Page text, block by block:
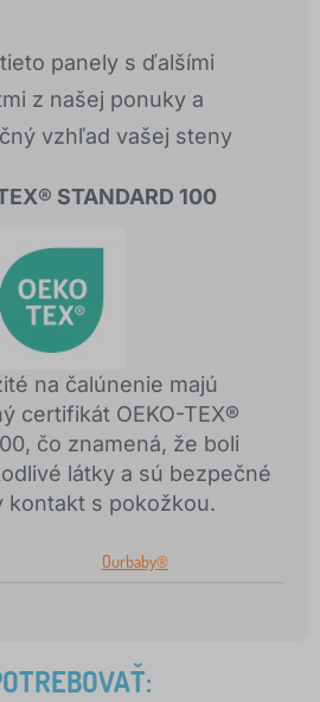
panely s ďalšími
z našej ponuky a
vzhľad vašej steny
STANDARD 100
na čalúnenie majú
certifikát OEKO-TEX®
čo znamená, že boli
látky a sú bezpečné
kontakt s pokožkou.
Ourbaby®